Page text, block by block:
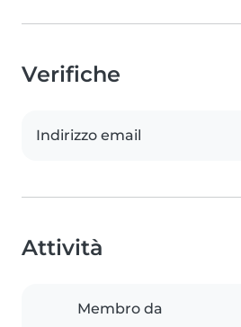
Verifiche
Indirizzo email
Attività
Membro da